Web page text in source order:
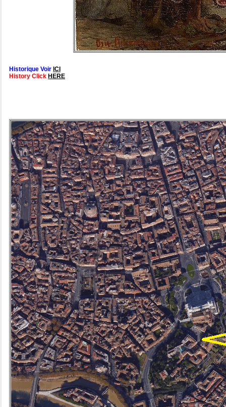
Historique Voir ICI
History Click HERE